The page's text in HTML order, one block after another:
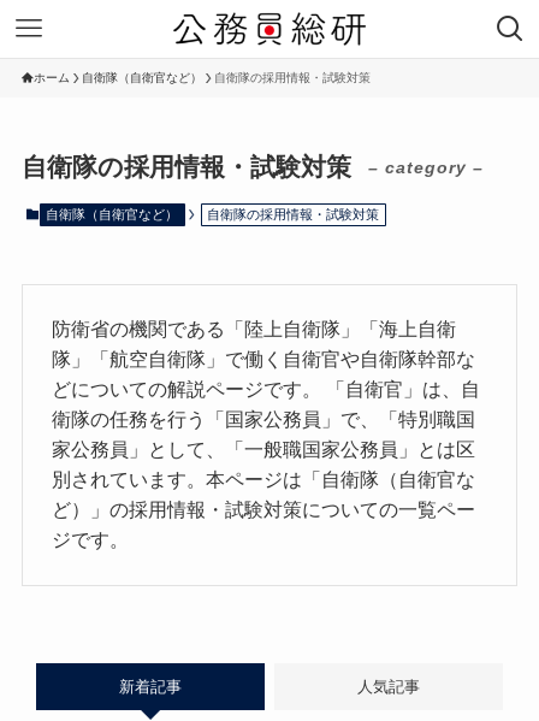
ホーム 自衛隊（自衛官など） 自衛隊の採用情報・試験対策
自衛隊の採用情報・試験対策 – category –
自衛隊（自衛官など） 自衛隊の採用情報・試験対策
防衛省の機関である「陸上自衛隊」「海上自衛
隊」「航空自衛隊」で働く自衛官や自衛隊幹部な
どについての解説ページです。 「自衛官」は、自
衛隊の任務を行う「国家公務員」で、「特別職国
家公務員」として、「一般職国家公務員」とは区
別されています。本ページは「自衛隊（自衛官な
ど）」の採用情報・試験対策についての一覧ペー
ジです。
新着記事 人気記事